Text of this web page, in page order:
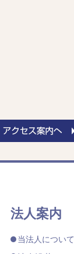
法人案内
当法人について